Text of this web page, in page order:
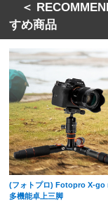
＜
すめ商品
(フォトプロ) Fotopro X-go
多機能卓上三脚